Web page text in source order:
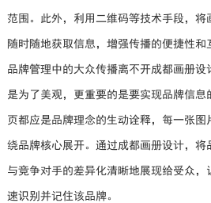
范围。此外，利用二维码等技术手段，将
随时随地获取信息，增强传播的便捷性和
品牌管理中的大众传播离不开成都画册设
是为了美观，更重要的是要实现品牌信
页都应是品牌理念的生动诠释，每一张图
绕品牌核心展开。通过成都画册设计，将
与竞争对手的差异化清晰地展现给受众
速识别并记住该品牌。